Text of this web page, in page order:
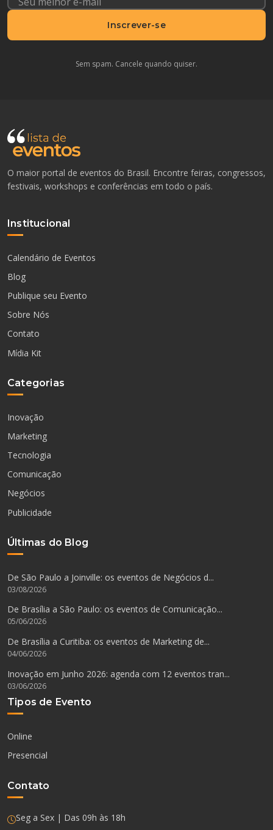
Inscrever-se
Sem spam. Cancele quando quiser.
O maior portal de eventos do Brasil. Encontre feiras, congressos,
festivais, workshops e conferências em todo o país.
Institucional
Calendário de Eventos
Blog
Publique seu Evento
Sobre Nós
Contato
Mídia Kit
Categorias
Inovação
Marketing
Tecnologia
Comunicação
Negócios
Publicidade
Últimas do Blog
De São Paulo a Joinville: os eventos de Negócios d...
03/08/2026
De Brasília a São Paulo: os eventos de Comunicação...
05/06/2026
De Brasília a Curitiba: os eventos de Marketing de...
04/06/2026
Inovação em Junho 2026: agenda com 12 eventos tran...
03/06/2026
Tipos de Evento
Online
Presencial
Contato
Seg a Sex | Das 09h às 18h